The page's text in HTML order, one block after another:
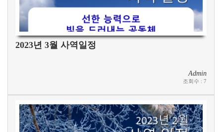
2023년 3월 사역일정
Admin
조회수 : 7